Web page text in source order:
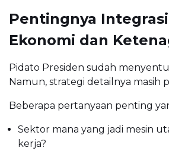
Pentingnya
Ekonomi dan
Pidato Presiden sudah
Namun, strategi detailnya masih
Beberapa pertanyaan penting
Sektor mana yang jadi mesin
kerja?